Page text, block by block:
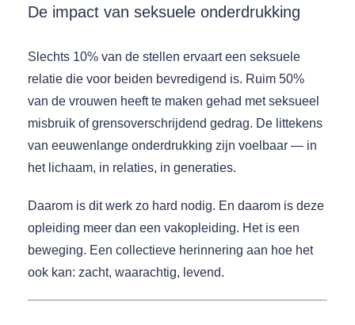
De impact van seksuele onderdrukking
Slechts 10% van de stellen ervaart een seksuele
relatie die voor beiden bevredigend is. Ruim 50%
van de vrouwen heeft te maken gehad met seksueel
misbruik of grensoverschrijdend gedrag. De littekens
van eeuwenlange onderdrukking zijn voelbaar — in
het lichaam, in relaties, in generaties.
Daarom is dit werk zo hard nodig. En daarom is deze
opleiding meer dan een vakopleiding. Het is een
beweging. Een collectieve herinnering aan hoe het
ook kan: zacht, waarachtig, levend.